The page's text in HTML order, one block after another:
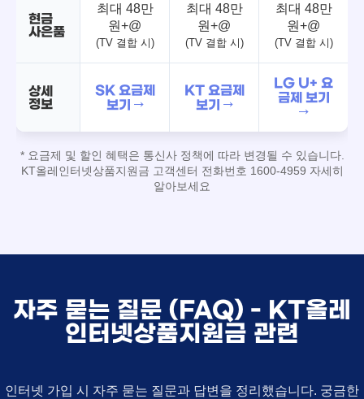
현금
사은품
최대 48만
원+@
(TV 결합 시)
최대 48만
원+@
(TV 결합 시)
최대 48만
원+@
(TV 결합 시)
상세
정보
SK 요금제
보기 →
KT 요금제
보기 →
LG U+ 요
금제 보기
→
* 요금제 및 할인 혜택은 통신사 정책에 따라 변경될 수 있습니다.
KT올레인터넷상품지원금 고객센터 전화번호 1600-4959 자세히
알아보세요
자주 묻는 질문 (FAQ) - KT올레
인터넷상품지원금 관련
인터넷 가입 시 자주 묻는 질문과 답변을 정리했습니다. 궁금한